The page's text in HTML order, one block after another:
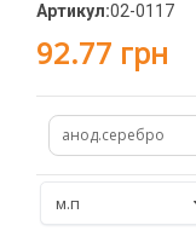
Артикул:02-0117
92.77 грн
анод.серебро